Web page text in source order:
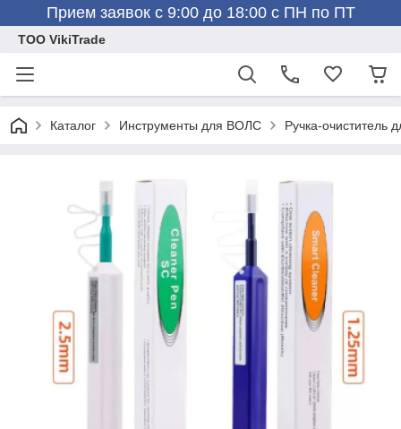
Прием заявок с 9:00 до 18:00 с ПН по ПТ
ТОО VikiTrade
Каталог Инструменты для ВОЛС Ручка-очиститель